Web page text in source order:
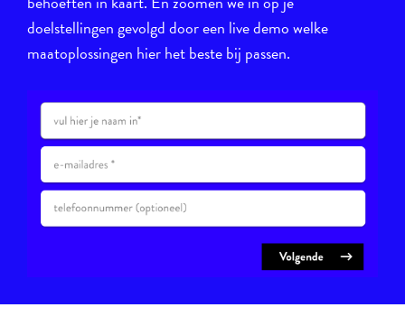
doelstellingen gevolgd door een live demo welke
maatoplossingen hier het beste bij passen.